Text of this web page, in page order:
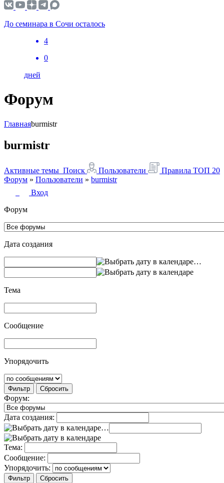
До семинара в Сочи осталось
4
0
дней
Форум
Главнаяburmistr
burmistr
Активные темы Поиск Пользователи Правила ТОП 20
Форум » Пользователи » burmistr
Вход
Форум
Дата создания
…
Тема
Сообщение
Упорядочить
Фильтр Сбросить
Форум:
Дата создания:
…
Тема:
Сообщение:
Упорядочить: